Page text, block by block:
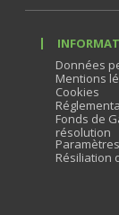
Données
Mentions
Cookies
Fonds de
résolution
Résiliation